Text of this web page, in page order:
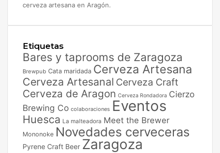
cerveza artesana en Aragón.
Etiquetas
Bares y taprooms de Zaragoza
Brewpub Cata maridada Cerveza Artesana
Cerveza Artesanal Cerveza Craft
Cerveza de Aragon Cerveza Rondadora Cierzo
Brewing Co colaboraciones Eventos
Huesca La malteadora Meet the Brewer
Mononoke Novedades cerveceras
Pyrene Craft Beer Zaragoza